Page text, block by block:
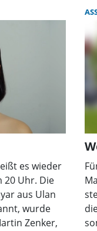
gebracht
an den
500
den
der
Am
auf
es wieder
20 Uhr. Die
aus Ulan
wurde
Zenker,